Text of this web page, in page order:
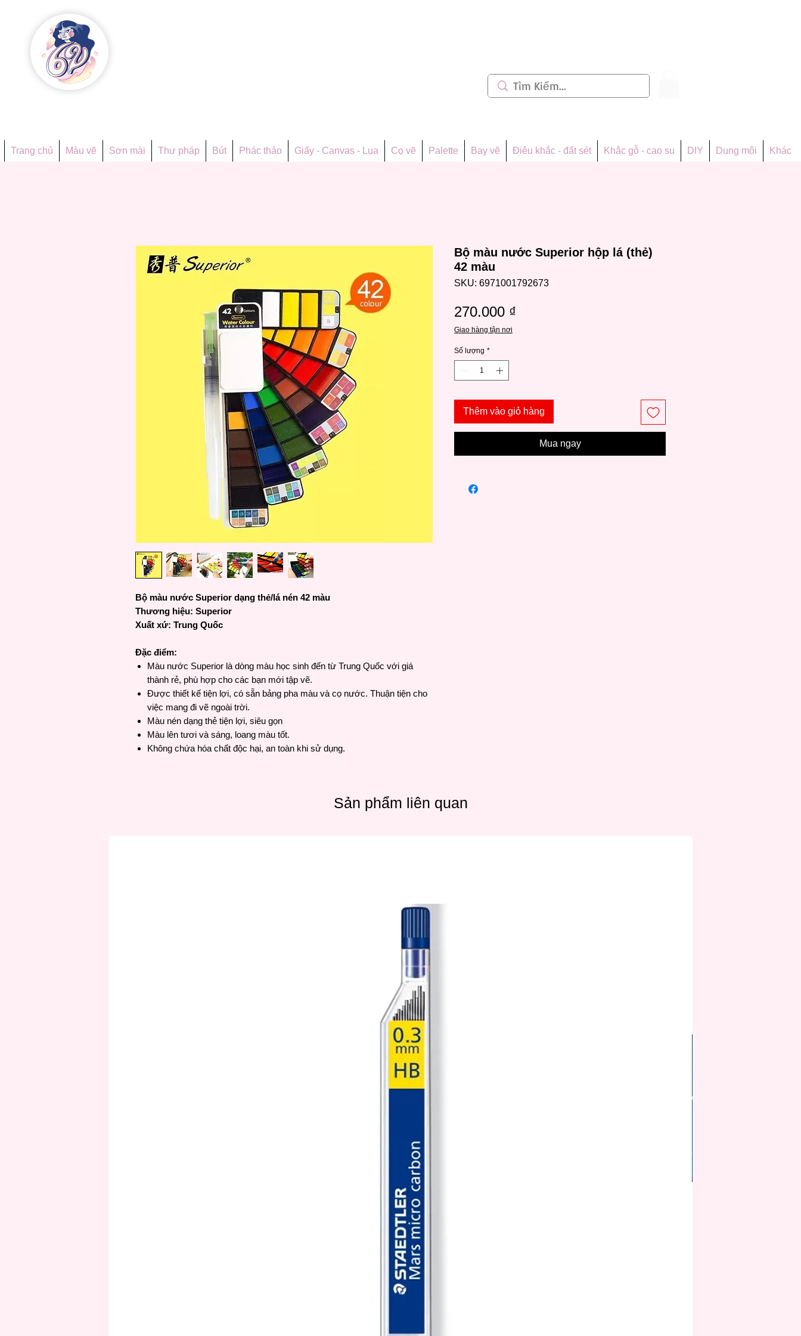
Trang chủ Màu vẽ Sơn mài Thư pháp Bút Phác thảo Giấy - Canvas - Lụa Cọ vẽ Palette Bay vẽ Điêu khắc - đất sét Khắc gỗ - cao su DIY Dung môi Khác
Bộ màu nước Superior dạng thẻ/lá nén 42 màu
Thương hiệu: Superior
Xuất xứ: Trung Quốc
Đặc điểm:
Màu nước Superior là dòng màu học sinh đến từ Trung Quốc với giá
thành rẻ, phù hợp cho các bạn mới tập vẽ.
Được thiết kế tiện lợi, có sẵn bảng pha màu và cọ nước. Thuận tiện cho
việc mang đi vẽ ngoài trời.
Màu nén dạng thẻ tiện lợi, siêu gọn
Màu lên tươi và sáng, loang màu tốt.
Không chứa hóa chất độc hại, an toàn khi sử dụng.
Bộ màu nước Superior hộp lá (thẻ)
42 màu
SKU: 6971001792673
270.000 ₫
Giao hàng tận nơi
Số lượng *
Thêm vào giỏ hàng
Mua ngay
Sản phẩm liên quan